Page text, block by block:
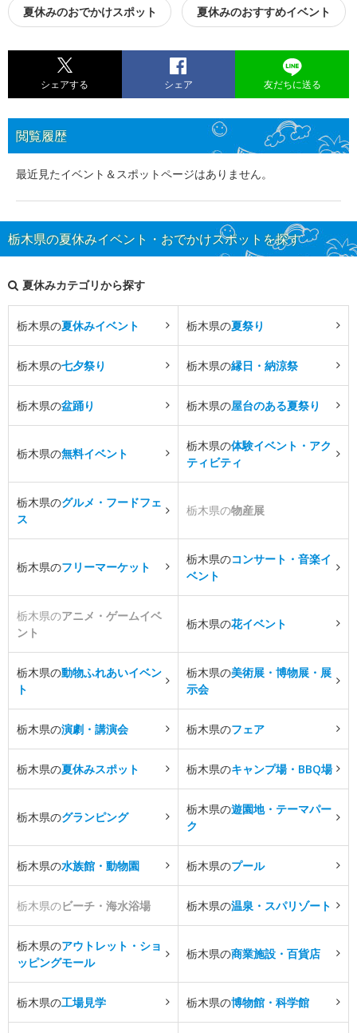
夏休みのおでかけスポット 夏休みのおすすめイベント
シェアする シェア 友だちに送る
閲覧履歴
最近見たイベント＆スポットページはありません。
栃木県の夏休みイベント・おでかけスポットを探す
夏休みカテゴリから探す
栃木県の夏休みイベント 栃木県の夏祭り
栃木県の七夕祭り 栃木県の縁日・納涼祭
栃木県の盆踊り 栃木県の屋台のある夏祭り
栃木県の無料イベント
栃木県の体験イベント・アク
ティビティ
栃木県のグルメ・フードフェ
ス
栃木県の物産展
栃木県のフリーマーケット
栃木県のコンサート・音楽イ
ベント
栃木県のアニメ・ゲームイベ
ント
栃木県の花イベント
栃木県の動物ふれあいイベン
ト
栃木県の美術展・博物展・展
示会
栃木県の演劇・講演会 栃木県のフェア
栃木県の夏休みスポット 栃木県のキャンプ場・BBQ場
栃木県のグランピング
栃木県の遊園地・テーマパー
ク
栃木県の水族館・動物園 栃木県のプール
栃木県のビーチ・海水浴場 栃木県の温泉・スパリゾート
栃木県のアウトレット・ショ
ッピングモール
栃木県の商業施設・百貨店
栃木県の工場見学 栃木県の博物館・科学館